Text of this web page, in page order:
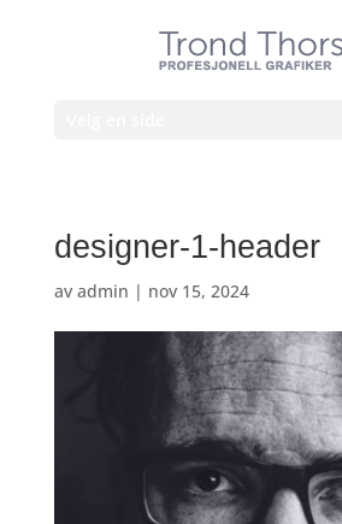
designer-1-header
av admin | nov 15, 2024